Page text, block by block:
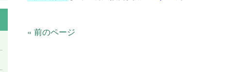
« 前のページ